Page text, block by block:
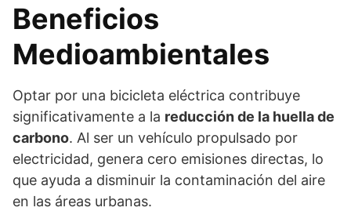
Beneficios
Medioambientales
Optar por una bicicleta eléctrica contribuye
significativamente a la reducción de la huella de
carbono. Al ser un vehículo propulsado por
electricidad, genera cero emisiones directas, lo
que ayuda a disminuir la contaminación del aire
en las áreas urbanas.